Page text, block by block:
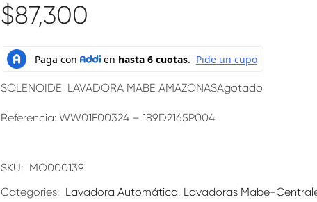
$87,300
SOLENOIDE LAVADORA MABE AMAZONAS
Referencia: WW01F00324 – 189D2165P004
Agotado
SKU: MO000139
Categories: Lavadora Automática, Lavadoras Mabe-